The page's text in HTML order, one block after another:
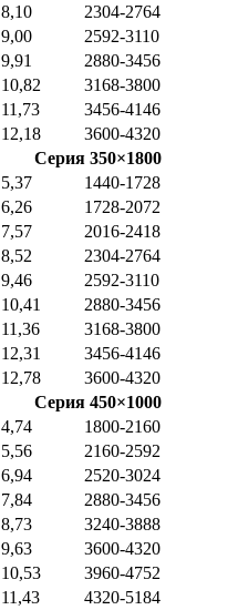
8,10 2304-2764
9,00 2592-3110
9,91 2880-3456
10,82 3168-3800
11,73 3456-4146
12,18 3600-4320
Серия 350×1800
5,37 1440-1728
6,26 1728-2072
7,57 2016-2418
8,52 2304-2764
9,46 2592-3110
10,41 2880-3456
11,36 3168-3800
12,31 3456-4146
12,78 3600-4320
Серия 450×1000
4,74 1800-2160
5,56 2160-2592
6,94 2520-3024
7,84 2880-3456
8,73 3240-3888
9,63 3600-4320
10,53 3960-4752
11,43 4320-5184